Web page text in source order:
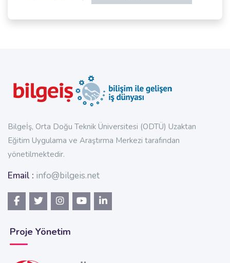
Bilgeİş, Orta Doğu Teknik Üniversitesi (ODTÜ) Uzaktan
Eğitim Uygulama ve Araştırma Merkezi tarafından
yönetilmektedir.
Email : info@bilgeis.net
Proje Yönetim